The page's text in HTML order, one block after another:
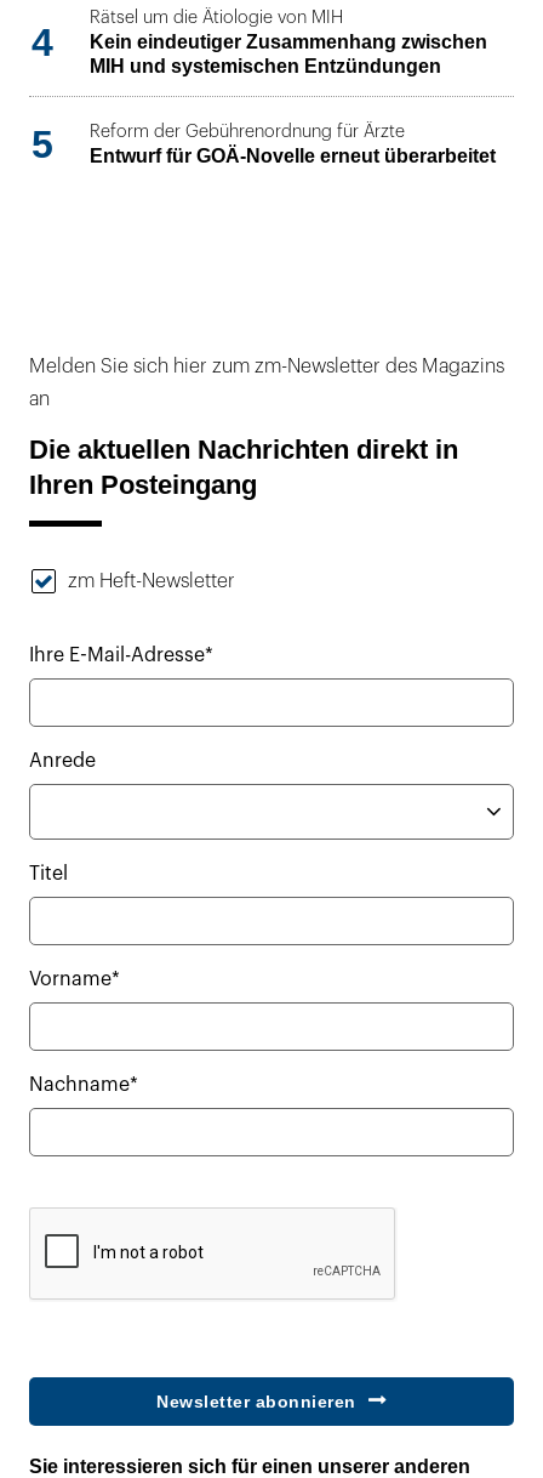
4
Rätsel um die Ätiologie von MIH
Kein eindeutiger Zusammenhang zwischen
MIH und systemischen Entzündungen
5 Reform der Gebührenordnung für Ärzte
Entwurf für GOÄ-Novelle erneut überarbeitet
Melden Sie sich hier zum zm-Newsletter des Magazins
an
Die aktuellen Nachrichten direkt in
Ihren Posteingang
zm Heft-Newsletter
Ihre E-Mail-Adresse*
Anrede
Titel
Vorname*
Nachname*
Newsletter abonnieren
Sie interessieren sich für einen unserer anderen